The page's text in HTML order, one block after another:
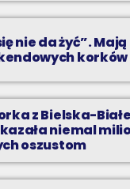
nie da żyć”.
korków
z Bielska-
niemal
oszustom